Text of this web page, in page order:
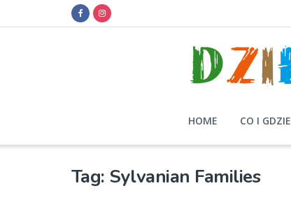
HOME CO I GDZIE
Tag: Sylvanian Families